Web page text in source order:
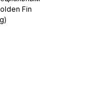
Fin